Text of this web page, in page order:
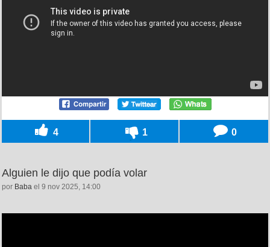
4 1 0
Alguien le dijo que podía volar
por Baba el 9 nov 2025, 14:00